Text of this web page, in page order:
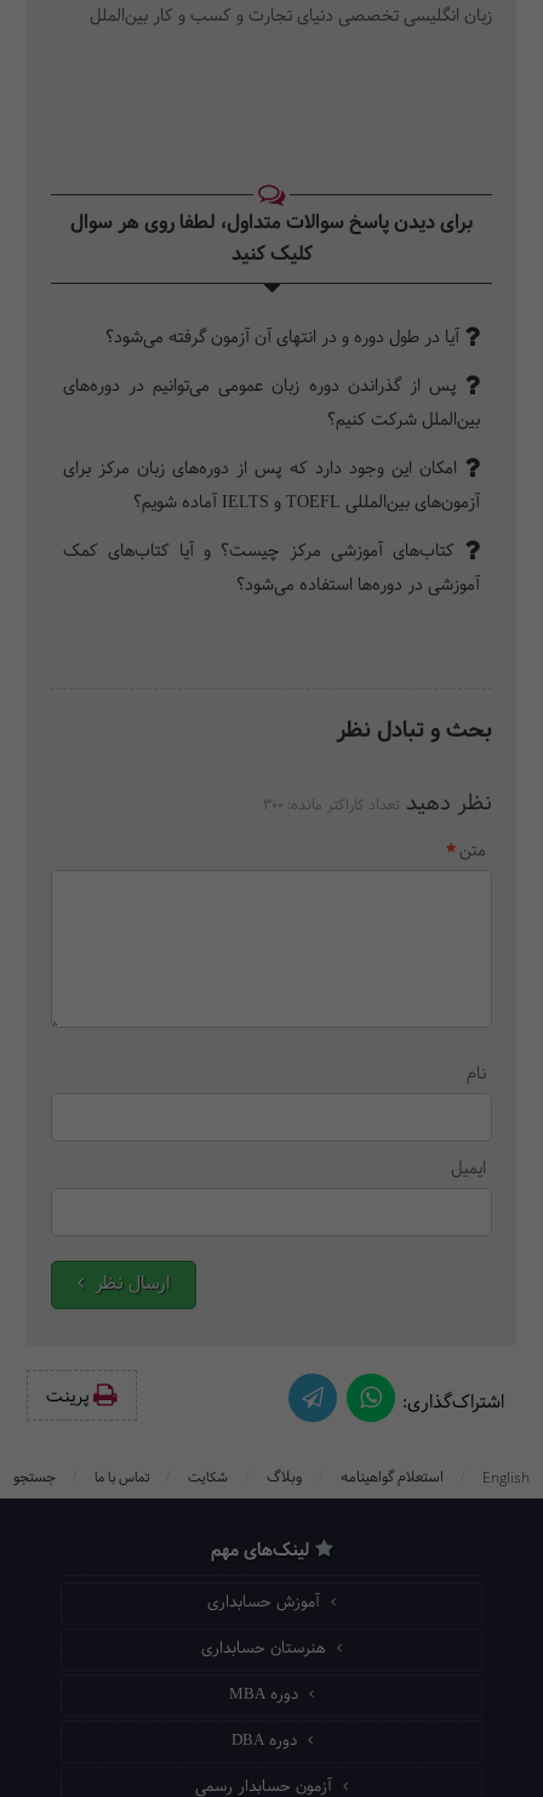
زبان انگلیسی تخصصی دنیای تجارت و کسب و کار بین‌الملل
برای دیدن پاسخ سوالات متداول، لطفا روی هر سوال
کلیک کنید‎
آیا در طول دوره و در انتهای آن آزمون گرفته می‌شود؟
پس از گذراندن دوره زبان عمومی می‌توانیم در دوره‌های
بین‌الملل شرکت کنیم؟
امکان این وجود دارد که پس از دوره‌های زبان مرکز برای
آزمون‌های بین‌المللی TOEFL و IELTS آماده شویم؟
کتاب‌های آموزشی مرکز چیست؟ و آیا کتاب‌های کمک
آموزشی در دوره‌ها استفاده می‌شود؟
بحث و تبادل نظر
نظر دهید تعداد کاراکتر مانده: 300
متن
نام
ایمیل
ارسال نظر
اشتراک‌گذاری: پرینت‌
English استعلام گواهینامه وبلاگ شکایت تماس با ما جستجو
لینک‌های مهم
آموزش حسابداری
هنرستان حسابداری
دوره MBA
دوره DBA
آزمون حسابدار رسمی